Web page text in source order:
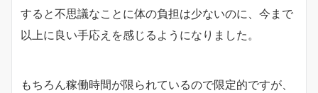
すると不思議なことに体の負担は少ないのに、今まで
以上に良い手応えを感じるようになりました。
もちろん稼働時間が限られているので限定的ですが、